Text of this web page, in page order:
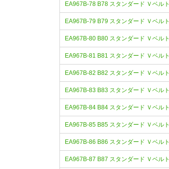
EA967B-78 B78 スタンダード Ｖベルト
EA967B-79 B79 スタンダード Ｖベルト
EA967B-80 B80 スタンダード Ｖベルト
EA967B-81 B81 スタンダード Ｖベルト
EA967B-82 B82 スタンダード Ｖベルト
EA967B-83 B83 スタンダード Ｖベルト
EA967B-84 B84 スタンダード Ｖベルト
EA967B-85 B85 スタンダード Ｖベルト
EA967B-86 B86 スタンダード Ｖベルト
EA967B-87 B87 スタンダード Ｖベルト